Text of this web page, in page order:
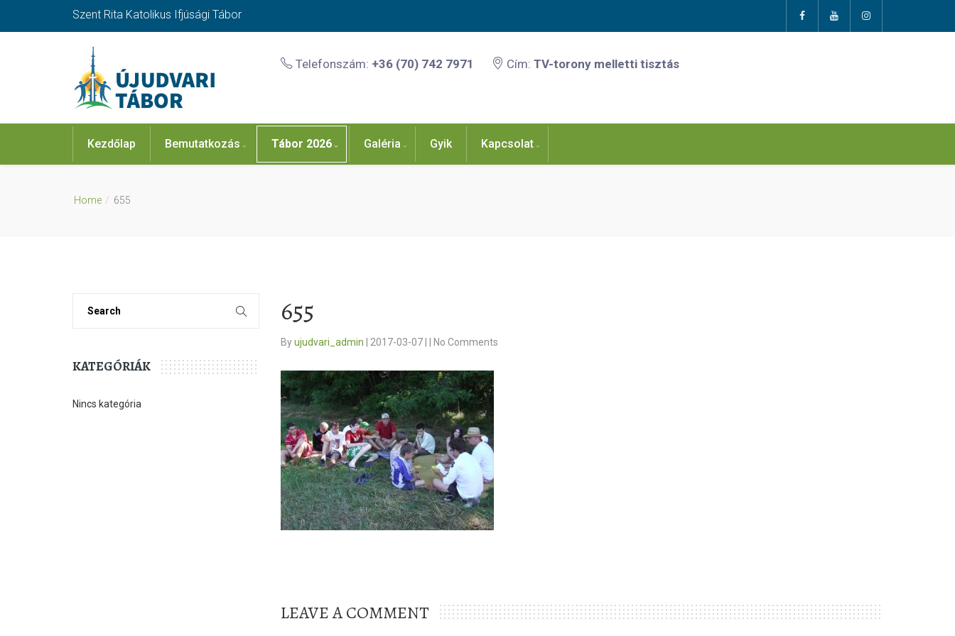
Szent Rita Katolikus Ifjúsági Tábor
Telefonszám: +36 (70) 742 7971 Cím: TV-torony melletti tisztás
Kezdőlap Bemutatkozás Tábor 2026 Galéria Gyik Kapcsolat
Home 655
KATEGÓRIÁK
Nincs kategória
655
Byujudvari_admin 2017-03-07 No Comments
LEAVE A COMMENT